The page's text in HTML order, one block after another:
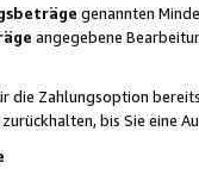
genannten
angegebene
Zahlungsoption
bis Sie